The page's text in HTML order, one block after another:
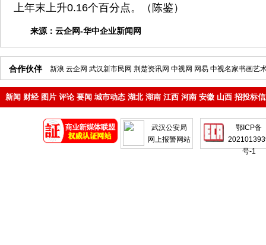
上年末上升0.16个百分点。（陈鉴）
来源： 云企网-华中企业新闻网
合作伙伴 新浪 云企网 武汉新市民网 荆楚资讯网 中视网 网易 中视名家书画艺
新闻 财经 图片 评论 要闻 城市动态 湖北 湖南 江西 河南 安徽 山西 招投标
武汉公安局
网上报警网站
鄂ICP备
号-1